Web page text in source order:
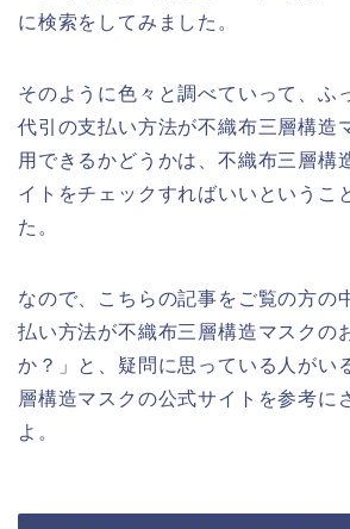
に検索をしてみました。
そのように色々と調べていって、ふ
代引の支払い方法が不織布三層構造
用できるかどうかは、不織布三層構
イトをチェックすればいいというこ
た。
なので、こちらの記事をご覧の方の
払い方法が不織布三層構造マスクの
か？」と、疑問に思っている人がい
層構造マスクの公式サイトを参考に
よ。